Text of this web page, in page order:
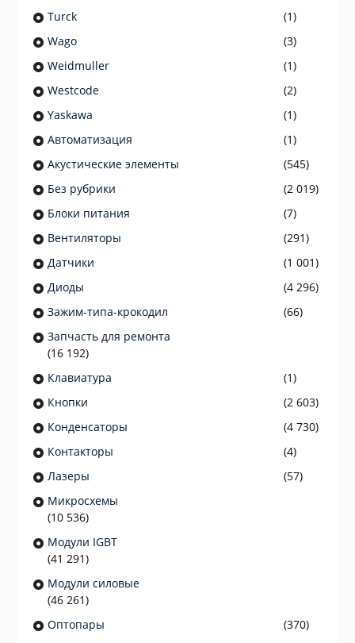
Turck
(1)
Wago
(3)
Weidmuller
(1)
Westcode
(2)
Yaskawa
(1)
Автоматизация
(1)
Акустические элементы
(545)
Без рубрики
(2 019)
Блоки питания
(7)
Вентиляторы
(291)
Датчики
(1 001)
Диоды
(4 296)
Зажим-типа-крокодил
(66)
Запчасть для ремонта
(16 192)
Клавиатура
(1)
Кнопки
(2 603)
Конденсаторы
(4 730)
Контакторы
(4)
Лазеры
(57)
Микросхемы
(10 536)
Модули IGBT
(41 291)
Модули силовые
(46 261)
Оптопары
(370)